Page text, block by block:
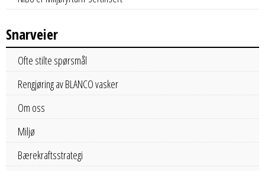
Snarveier
Ofte stilte spørsmål
Rengjøring av BLANCO vasker
Om oss
Miljø
Bærekraftsstrategi